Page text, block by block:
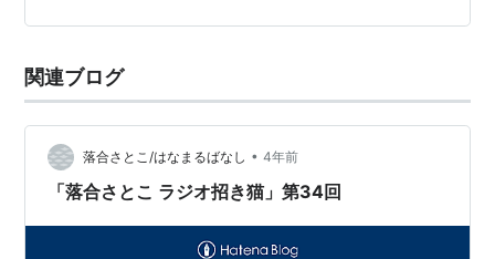
関連ブログ
落合さとこ/はなまるばなし • 4年前
「落合さとこ ラジオ招き猫」第34回